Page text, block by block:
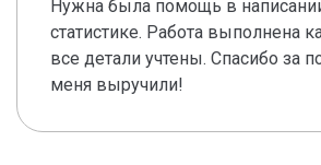
Нужна была помощь в
статистике. Работа выполнена
все детали учтены. Спасибо за
меня выручили!